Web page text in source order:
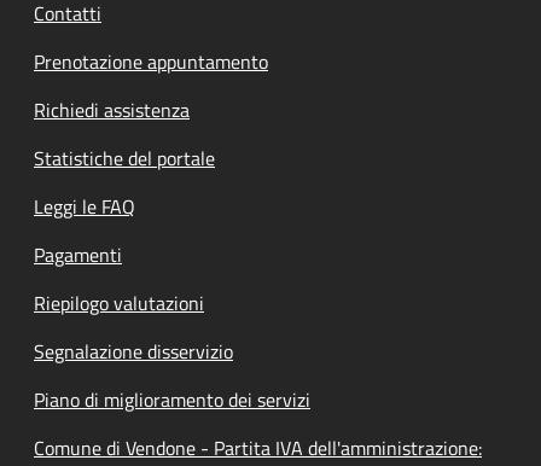
Contatti
Prenotazione appuntamento
Richiedi assistenza
Statistiche del portale
Leggi le FAQ
Pagamenti
Riepilogo valutazioni
Segnalazione disservizio
Piano di miglioramento dei servizi
Comune di Vendone - Partita IVA dell'amministrazione: